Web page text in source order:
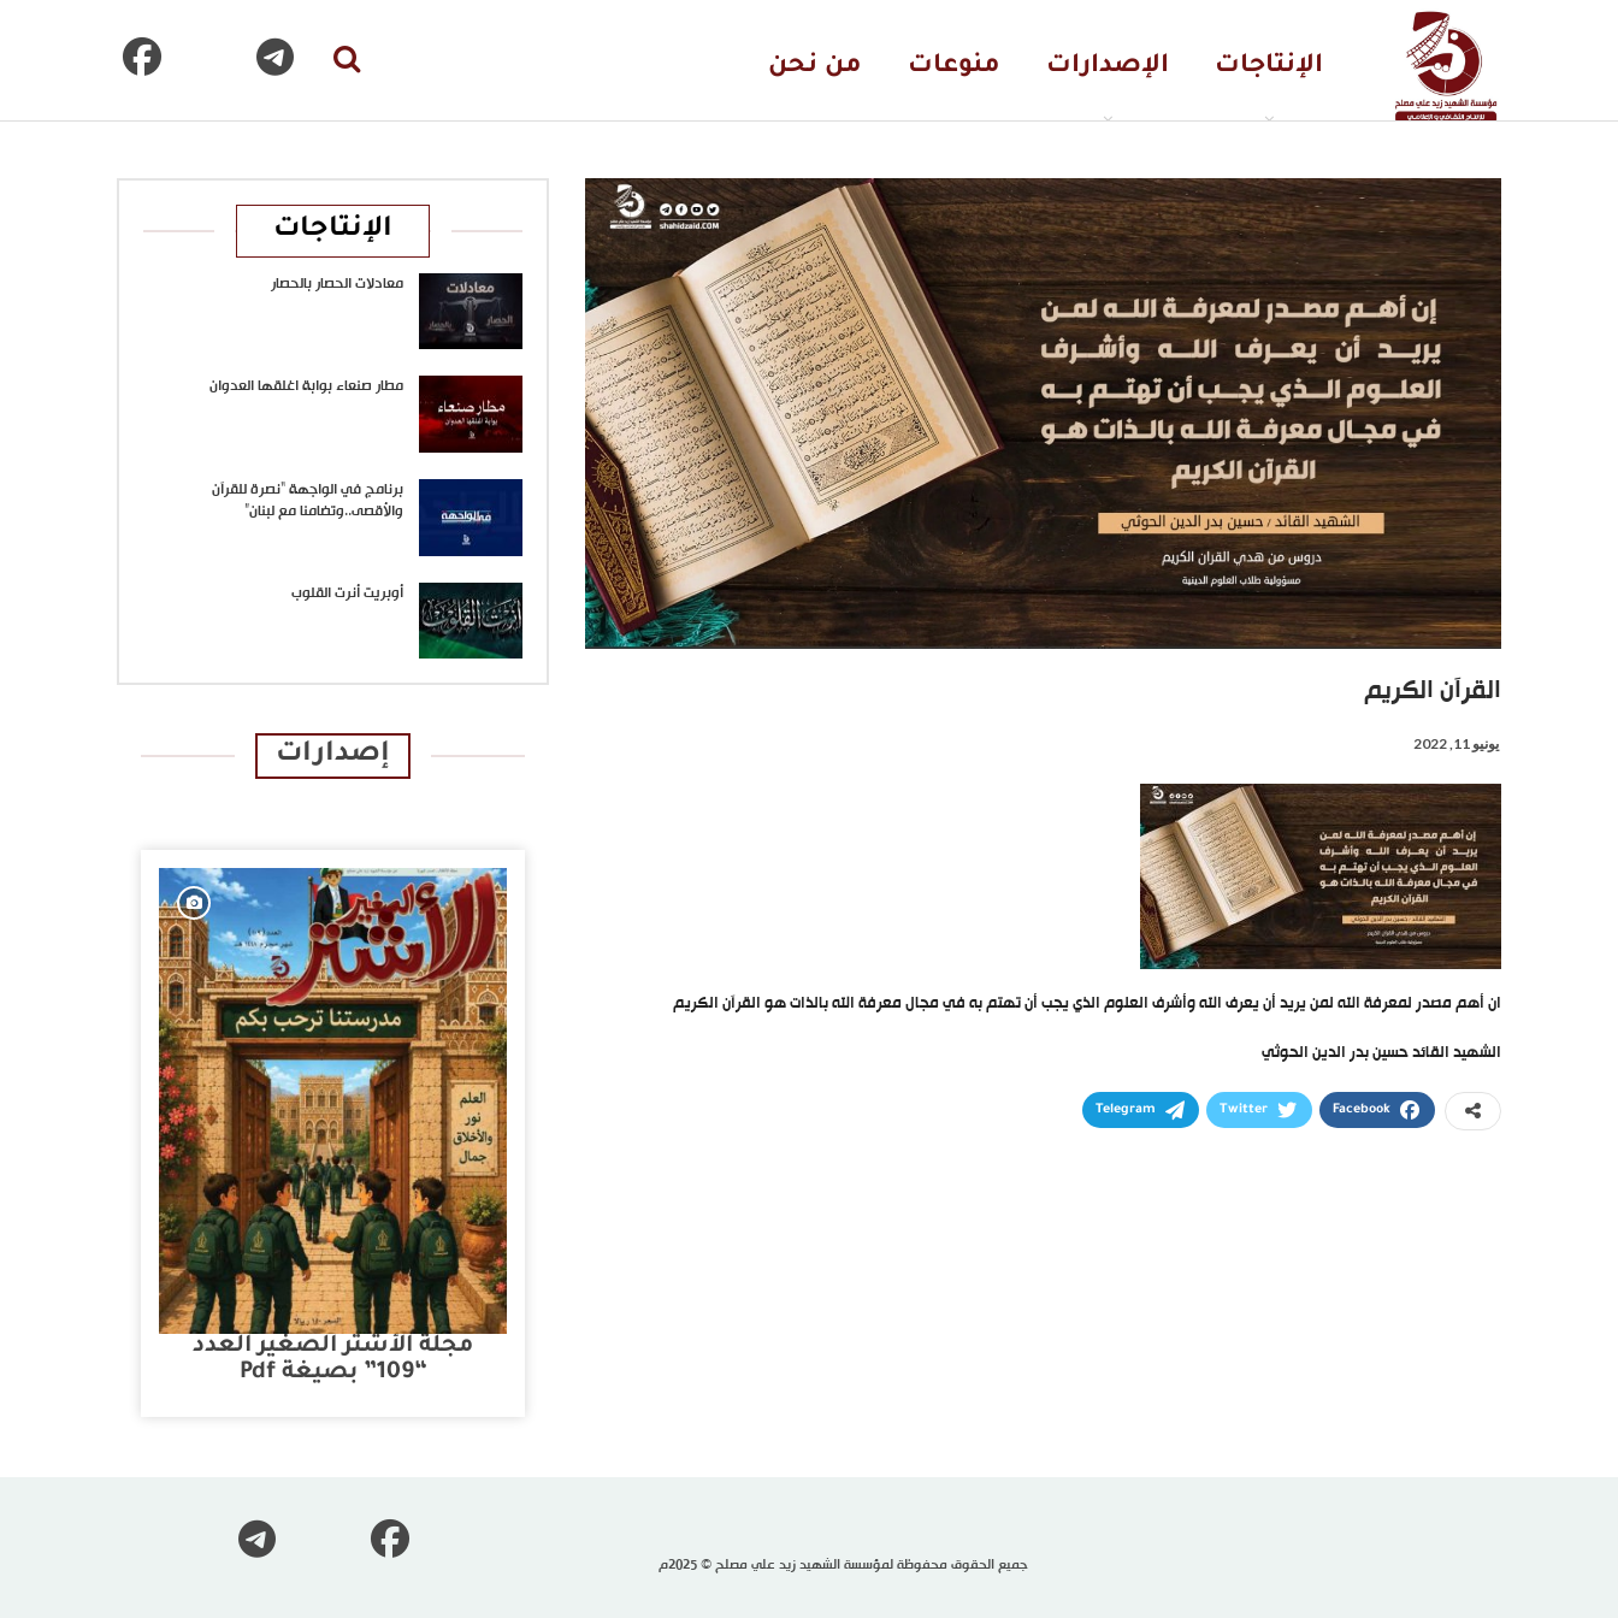
الإنتاجات الإصدارات منوعات من نحن
القرآن الكريم
يونيو 11, 2022
ان أهم مصدر لمعرفة الله لمن يريد أن يعرف الله وأشرف العلوم الذي يجب أن تهتم به في مجال معرفة الله بالذات هو القرآن الكريم
الشهيد القائد حسين بدر الدين الحوثي
Facebook
Twitter
Telegram
الإنتاجات
معادلات الحصار بالحصار
مطار صنعاء بوابة اغلقها العدوان
برنامج في الواجهة “نصرة للقرآن
والأقصى..وتضامنا مع لبنان”
أوبريت أنرت القلوب
إصدارات
مجلة الأشتر الصغير العدد
“109” بصيغة Pdf
جميع الحقوق محفوظة لمؤسسة الشهيد زيد علي مصلح © 2025م